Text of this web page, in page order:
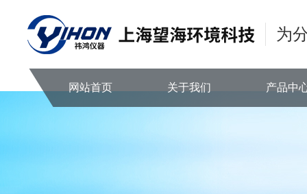
为
网站首页 关于我们 产品中